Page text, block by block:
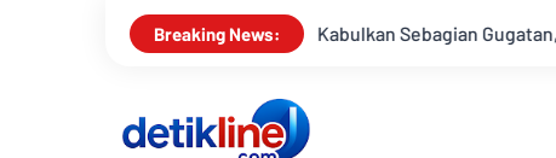
Breaking News:
MK Kabulkan Sebagian Gugatan, Anggaran Pendidikan Tak